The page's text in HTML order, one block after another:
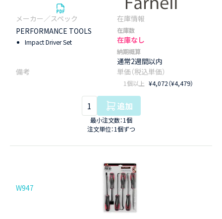
PERFORMANCE TOOLS
Impact Driver Set
在庫数
在庫なし
納期概算
通常2週間以内
1個以上 ¥4,072（¥4,479）
追加
最小注文数：1個
注文単位：1個ずつ
W947